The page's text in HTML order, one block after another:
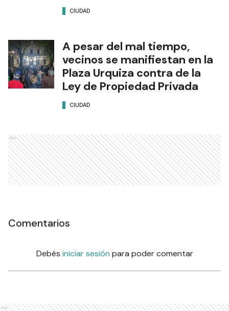
CIUDAD
A pesar del mal tiempo,
vecinos se manifiestan en la
Plaza Urquiza contra de la
Ley de Propiedad Privada
CIUDAD
Ads
Comentarios
Debés iniciar sesión para poder comentar
Ads